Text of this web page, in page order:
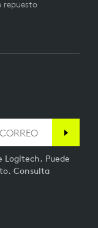
repuesto
Logitech. Puede
Consulta